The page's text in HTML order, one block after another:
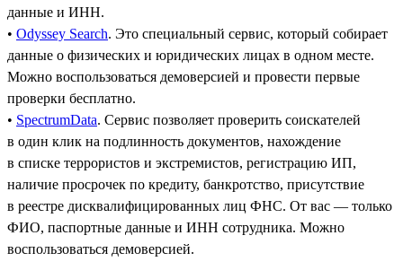
данные и ИНН.
• Odyssey Search. Это специальный сервис, который собирает
данные о физических и юридических лицах в одном месте.
Можно воспользоваться демоверсией и провести первые
проверки бесплатно.
• SpectrumData. Сервис позволяет проверить соискателей
в один клик на подлинность документов, нахождение
в списке террористов и экстремистов, регистрацию ИП,
наличие просрочек по кредиту, банкротство, присутствие
в реестре дисквалифицированных лиц ФНС. От вас — только
ФИО, паспортные данные и ИНН сотрудника. Можно
воспользоваться демоверсией.